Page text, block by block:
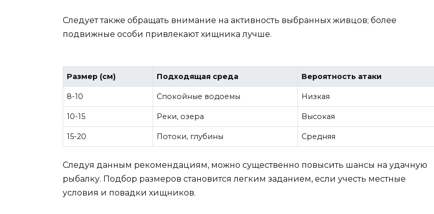
Следует также обращать внимание на активность выбранных живцов; более
подвижные особи привлекают хищника лучше.
Размер (см) Подходящая среда Вероятность атаки
8-10 Спокойные водоемы Низкая
10-15 Реки, озера Высокая
15-20 Потоки, глубины Средняя
Следуя данным рекомендациям, можно существенно повысить шансы на удачную
рыбалку. Подбор размеров становится легким заданием, если учесть местные
условия и повадки хищников.